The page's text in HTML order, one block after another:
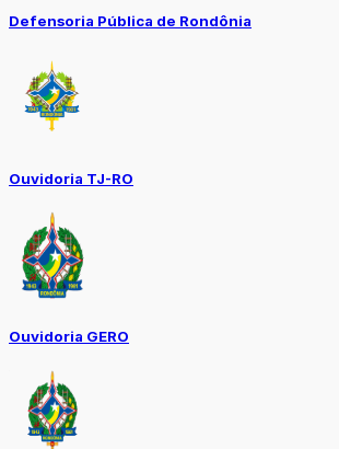
Defensoria Pública de Rondônia
Ouvidoria TJ-RO
Ouvidoria GERO